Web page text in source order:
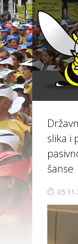
slika i
šanse